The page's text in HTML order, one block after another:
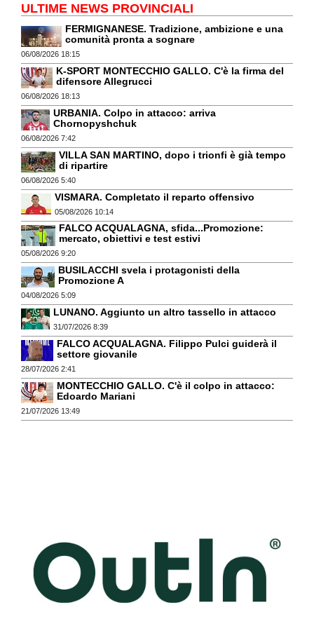
ULTIME NEWS PROVINCIALI
FERMIGNANESE. Tradizione, ambizione e una
comunità pronta a sognare
06/08/2026 18:15
K-SPORT MONTECCHIO GALLO. C'è la firma del
difensore Allegrucci
06/08/2026 18:13
URBANIA. Colpo in attacco: arriva
Chornopyshchuk
06/08/2026 7:42
VILLA SAN MARTINO, dopo i trionfi è già tempo
di ripartire
06/08/2026 5:40
VISMARA. Completato il reparto offensivo
05/08/2026 10:14
FALCO ACQUALAGNA, sfida...Promozione:
mercato, obiettivi e test estivi
05/08/2026 9:20
BUSILACCHI svela i protagonisti della
Promozione A
04/08/2026 5:09
LUNANO. Aggiunto un altro tassello in attacco
31/07/2026 8:39
FALCO ACQUALAGNA. Filippo Pulci guiderà il
settore giovanile
28/07/2026 2:41
MONTECCHIO GALLO. C'è il colpo in attacco:
Edoardo Mariani
21/07/2026 13:49